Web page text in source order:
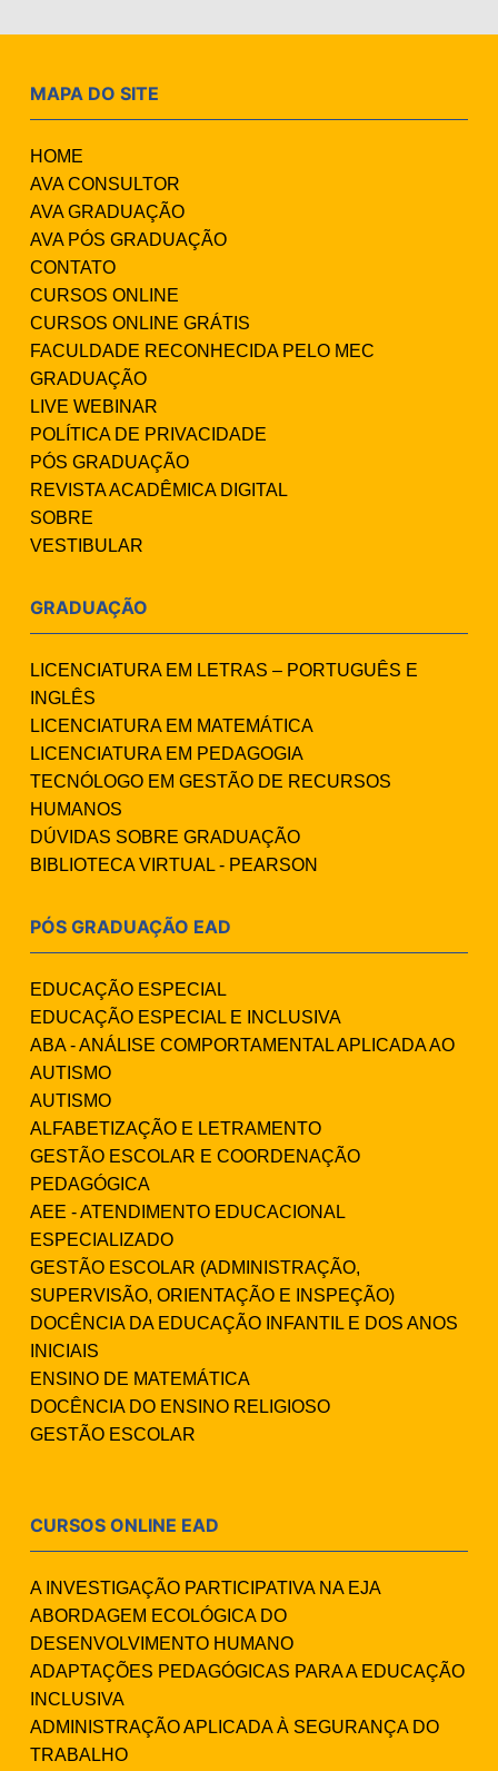
MAPA DO SITE
HOME
AVA CONSULTOR
AVA GRADUAÇÃO
AVA PÓS GRADUAÇÃO
CONTATO
CURSOS ONLINE
CURSOS ONLINE GRÁTIS
FACULDADE RECONHECIDA PELO MEC
GRADUAÇÃO
LIVE WEBINAR
POLÍTICA DE PRIVACIDADE
PÓS GRADUAÇÃO
REVISTA ACADÊMICA DIGITAL
SOBRE
VESTIBULAR
GRADUAÇÃO
LICENCIATURA EM LETRAS – PORTUGUÊS E
INGLÊS
LICENCIATURA EM MATEMÁTICA
LICENCIATURA EM PEDAGOGIA
TECNÓLOGO EM GESTÃO DE RECURSOS
HUMANOS
DÚVIDAS SOBRE GRADUAÇÃO
BIBLIOTECA VIRTUAL - PEARSON
PÓS GRADUAÇÃO EAD
EDUCAÇÃO ESPECIAL
EDUCAÇÃO ESPECIAL E INCLUSIVA
ABA - ANÁLISE COMPORTAMENTAL APLICADA AO
AUTISMO
AUTISMO
ALFABETIZAÇÃO E LETRAMENTO
GESTÃO ESCOLAR E COORDENAÇÃO
PEDAGÓGICA
AEE - ATENDIMENTO EDUCACIONAL
ESPECIALIZADO
GESTÃO ESCOLAR (ADMINISTRAÇÃO,
SUPERVISÃO, ORIENTAÇÃO E INSPEÇÃO)
DOCÊNCIA DA EDUCAÇÃO INFANTIL E DOS ANOS
INICIAIS
ENSINO DE MATEMÁTICA
DOCÊNCIA DO ENSINO RELIGIOSO
GESTÃO ESCOLAR
CURSOS ONLINE EAD
A INVESTIGAÇÃO PARTICIPATIVA NA EJA
ABORDAGEM ECOLÓGICA DO
DESENVOLVIMENTO HUMANO
ADAPTAÇÕES PEDAGÓGICAS PARA A EDUCAÇÃO
INCLUSIVA
ADMINISTRAÇÃO APLICADA À SEGURANÇA DO
TRABALHO